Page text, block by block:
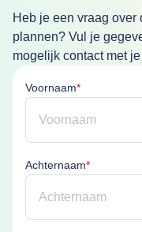
Heb je een vraag over
plannen? Vul je
mogelijk contact met je
Voornaam*Voornaam is
Achternaam*